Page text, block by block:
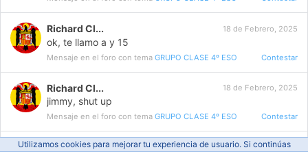
Richard Cl... 18 de Febrero, 2025
ok, te llamo a y 15
Mensaje en el foro con temaGRUPO CLASE 4º ESO Contestar
Richard Cl... 18 de Febrero, 2025
jimmy, shut up
Mensaje en el foro con temaGRUPO CLASE 4º ESO Contestar
Richard Cl... 18 de Febrero, 2025
Utilizamos cookies para mejorar tu experiencia de usuario. Si continúas